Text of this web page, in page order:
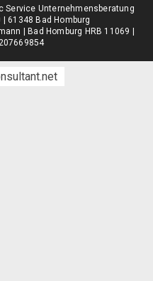
Service Unternehmensberatung
61348 Bad Homburg
| Bad Homburg HRB 11069 |